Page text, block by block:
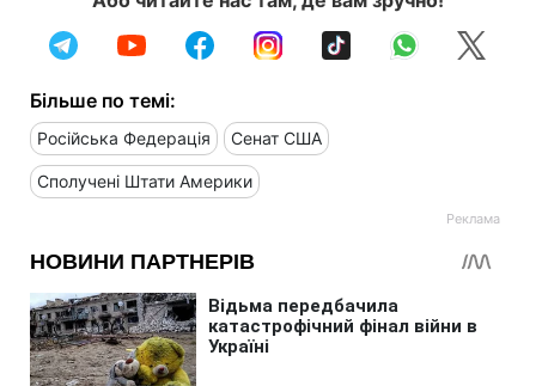
Більше по темі:
Російська Федерація Сенат США
Сполучені Штати Америки